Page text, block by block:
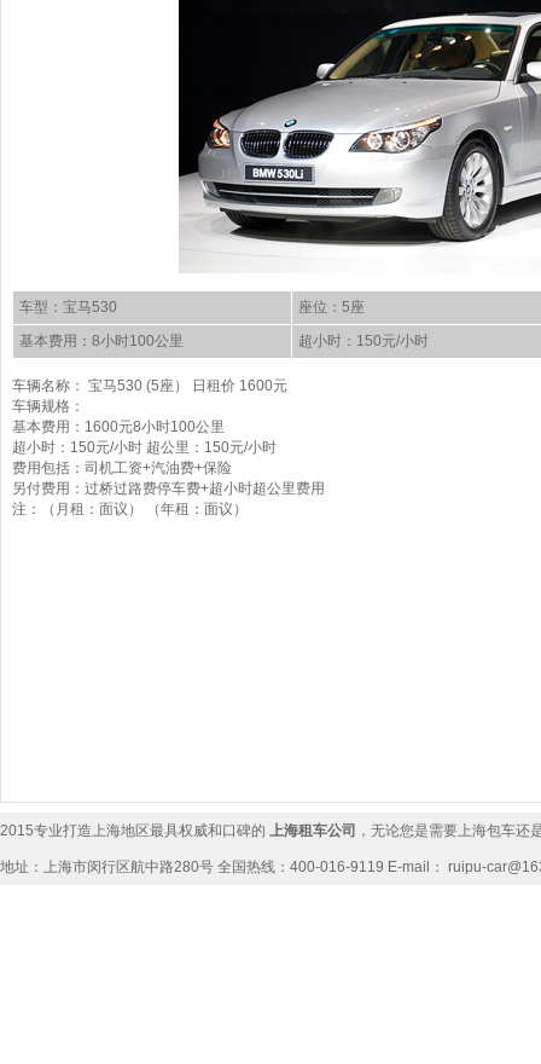
车型：宝马530
座位：5座
基本费用：8小时100公里
超小时：150元/小时
车辆名称： 宝马530 (5座） 日租价 1600元
车辆规格：
基本费用：1600元8小时100公里
超小时：150元/小时 超公里：150元/小时
费用包括：司机工资+汽油费+保险
另付费用：过桥过路费停车费+超小时超公里费用
注：（月租：面议） （年租：面议）
基
2015专业打造上海地区最具权威和口碑的 上海租车公司 ，无论您是需要上海包车还
地址：上海市闵行区航中路280号 全国热线：400-016-9119 E-mail： ruipu-